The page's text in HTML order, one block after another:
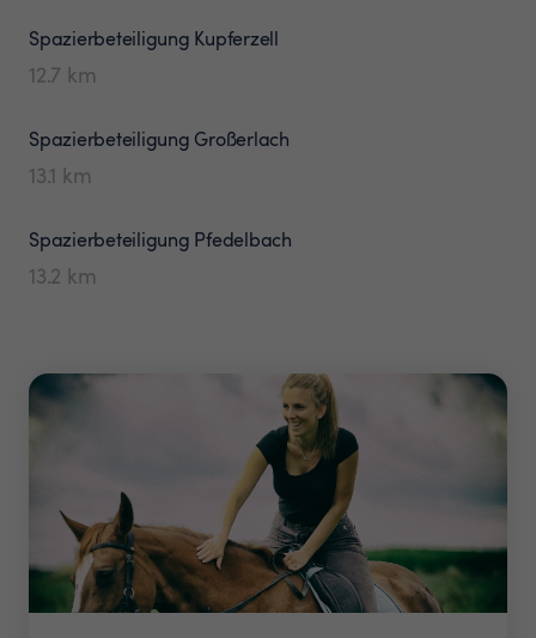
Spazierbeteiligung Kupferzell
12.7 km
Spazierbeteiligung Großerlach
13.1 km
Spazierbeteiligung Pfedelbach
13.2 km